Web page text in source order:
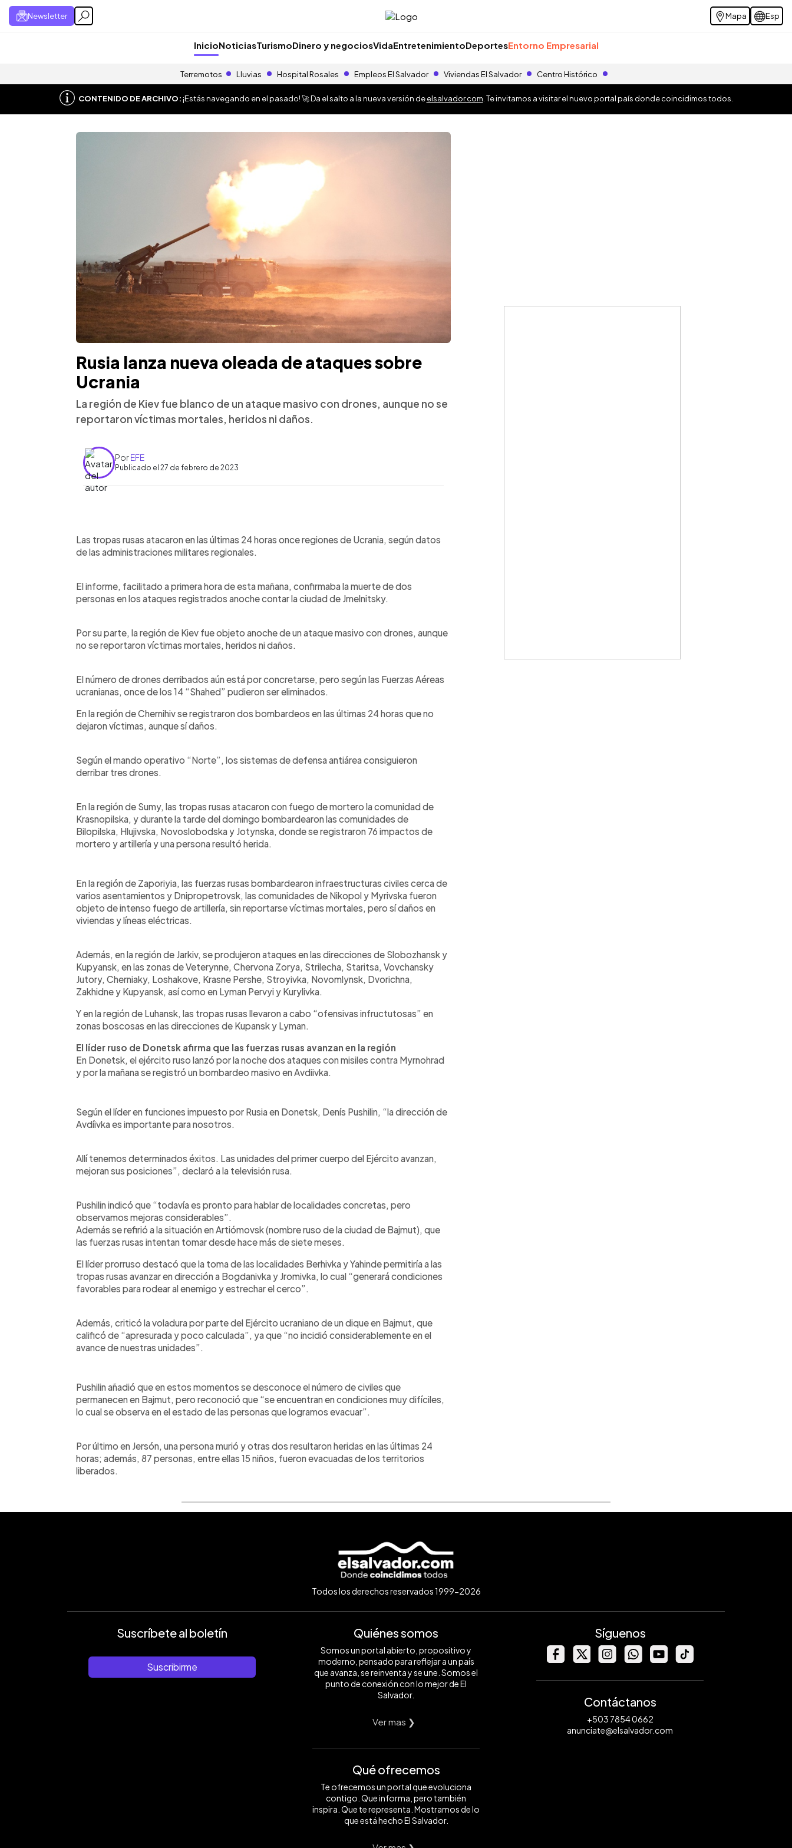
Newsletter Mapa Esp
InicioNoticiasTurismoDinero y negociosVidaEntretenimientoDeportesEntorno Empresarial
Terremotos Lluvias Hospital Rosales Empleos El Salvador Viviendas El Salvador Centro Histórico
CONTENIDO DE ARCHIVO:¡Estás navegando en el pasado! 🚀 Da el salto a la nueva versión deelsalvador.com . Te invitamos a visitar el nuevo portal país donde coincidimos todos.
Rusia lanza nueva oleada de ataques sobre
Ucrania
La región de Kiev fue blanco de un ataque masivo con drones, aunque no se
reportaron víctimas mortales, heridos ni daños.
PorEFE
Publicado el 27 de febrero de 2023
Escuchar artículo
Las tropas rusas atacaron en las últimas 24 horas once regiones de Ucrania, según datos
de las administraciones militares regionales.
El informe, facilitado a primera hora de esta mañana, confirmaba la muerte de dos
personas en los ataques registrados anoche contar la ciudad de Jmelnitsky.
Por su parte, la región de Kiev fue objeto anoche de un ataque masivo con drones, aunque
no se reportaron víctimas mortales, heridos ni daños.
El número de drones derribados aún está por concretarse, pero según las Fuerzas Aéreas
ucranianas, once de los 14 “Shahed” pudieron ser eliminados.
En la región de Chernihiv se registraron dos bombardeos en las últimas 24 horas que no
dejaron víctimas, aunque sí daños.
Según el mando operativo “Norte”, los sistemas de defensa antiárea consiguieron
derribar tres drones.
En la región de Sumy, las tropas rusas atacaron con fuego de mortero la comunidad de
Krasnopilska, y durante la tarde del domingo bombardearon las comunidades de
Bilopilska, Hlujivska, Novoslobodska y Jotynska, donde se registraron 76 impactos de
mortero y artillería y una persona resultó herida.
En la región de Zaporiyia, las fuerzas rusas bombardearon infraestructuras civiles cerca de
varios asentamientos y Dnipropetrovsk, las comunidades de Nikopol y Myrivska fueron
objeto de intenso fuego de artillería, sin reportarse víctimas mortales, pero sí daños en
viviendas y líneas eléctricas.
Además, en la región de Jarkiv, se produjeron ataques en las direcciones de Slobozhansk y
Kupyansk, en las zonas de Veterynne, Chervona Zorya, Strilecha, Staritsa, Vovchansky
Jutory, Cherniaky, Loshakove, Krasne Pershe, Stroyivka, Novomlynsk, Dvorichna,
Zakhidne y Kupyansk, así como en Lyman Pervyi y Kurylivka.
Y en la región de Luhansk, las tropas rusas llevaron a cabo “ofensivas infructutosas” en
zonas boscosas en las direcciones de Kupansk y Lyman.
El líder ruso de Donetsk afirma que las fuerzas rusas avanzan en la región
En Donetsk, el ejército ruso lanzó por la noche dos ataques con misiles contra Myrnohrad
y por la mañana se registró un bombardeo masivo en Avdiivka.
Según el líder en funciones impuesto por Rusia en Donetsk, Denís Pushilin, “la dirección de
Avdíivka es importante para nosotros.
Allí tenemos determinados éxitos. Las unidades del primer cuerpo del Ejército avanzan,
mejoran sus posiciones”, declaró a la televisión rusa.
Pushilin indicó que “todavía es pronto para hablar de localidades concretas, pero
observamos mejoras considerables”.
Además se refirió a la situación en Artiómovsk (nombre ruso de la ciudad de Bajmut), que
las fuerzas rusas intentan tomar desde hace más de siete meses.
El líder prorruso destacó que la toma de las localidades Berhivka y Yahinde permitiría a las
tropas rusas avanzar en dirección a Bogdanivka y Jromivka, lo cual “generará condiciones
favorables para rodear al enemigo y estrechar el cerco”.
Además, criticó la voladura por parte del Ejército ucraniano de un dique en Bajmut, que
calificó de “apresurada y poco calculada”, ya que “no incidió considerablemente en el
avance de nuestras unidades”.
Pushilin añadió que en estos momentos se desconoce el número de civiles que
permanecen en Bajmut, pero reconoció que “se encuentran en condiciones muy difíciles,
lo cual se observa en el estado de las personas que logramos evacuar”.
Por último en Jersón, una persona murió y otras dos resultaron heridas en las últimas 24
horas; además, 87 personas, entre ellas 15 niños, fueron evacuadas de los territorios
liberados.
Todos los derechos reservados 1999-2026
Suscríbete al boletín
Suscribirme
Quiénes somos
Somos un portal abierto, propositivo y
moderno, pensado para reflejar a un país
que avanza, se reinventa y se une. Somos el
punto de conexión con lo mejor de El
Salvador.
Ver mas ❯
Qué ofrecemos
Te ofrecemos un portal que evoluciona
contigo. Que informa, pero también
inspira. Que te representa. Mostramos de lo
que está hecho El Salvador.
Síguenos
Contáctanos
+503 7854 0662
anunciate@elsalvador.com